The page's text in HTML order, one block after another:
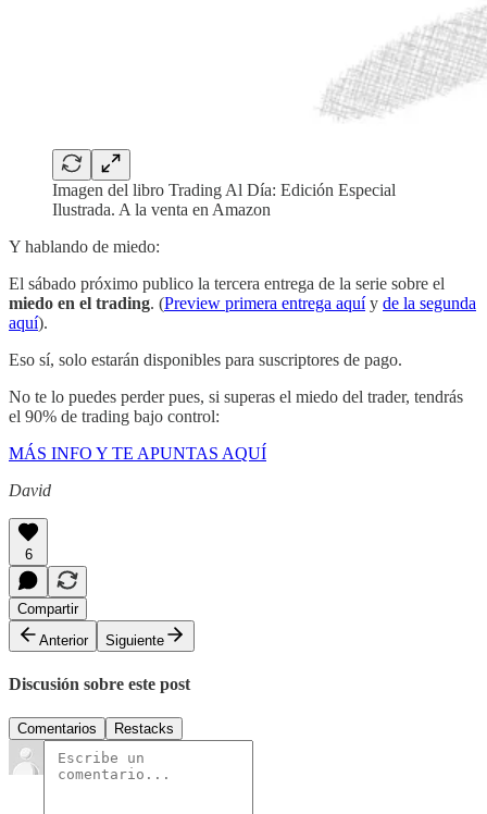
Imagen del libro Trading Al Día: Edición Especial
Ilustrada. A la venta en Amazon
Y hablando de miedo:
El sábado próximo publico la tercera entrega de la serie sobre el
miedo en el trading. (Preview primera entrega aquíy de la segunda
aquí).
Eso sí, solo estarán disponibles para suscriptores de pago.
No te lo puedes perder pues, si superas el miedo del trader, tendrás
el 90% de trading bajo control:
MÁS INFO Y TE APUNTAS AQUÍ
David
6
Compartir
Anterior
Siguiente
Discusión sobre este post
Comentarios Restacks